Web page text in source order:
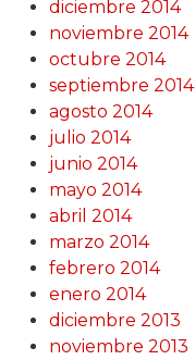
diciembre 2014
noviembre 2014
octubre 2014
septiembre 2014
agosto 2014
julio 2014
junio 2014
mayo 2014
abril 2014
marzo 2014
febrero 2014
enero 2014
diciembre 2013
noviembre 2013